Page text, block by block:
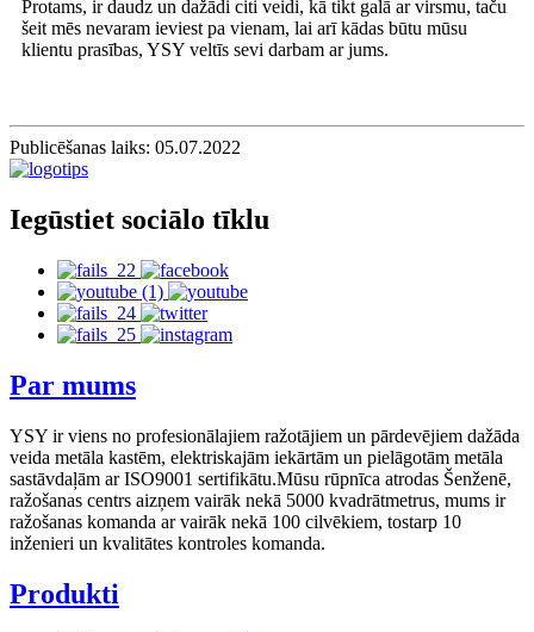
Protams, ir daudz un dažādi citi veidi, kā tikt galā ar virsmu, taču
šeit mēs nevaram ieviest pa vienam, lai arī kādas būtu mūsu
klientu prasības, YSY veltīs sevi darbam ar jums.
Publicēšanas laiks: 05.07.2022
Iegūstiet sociālo tīklu
Par mums
YSY ir viens no profesionālajiem ražotājiem un pārdevējiem dažāda
veida metāla kastēm, elektriskajām iekārtām un pielāgotām metāla
sastāvdaļām ar ISO9001 sertifikātu.Mūsu rūpnīca atrodas Šenženē,
ražošanas centrs aizņem vairāk nekā 5000 kvadrātmetrus, mums ir
ražošanas komanda ar vairāk nekā 100 cilvēkiem, tostarp 10
inženieri un kvalitātes kontroles komanda.
Produkti